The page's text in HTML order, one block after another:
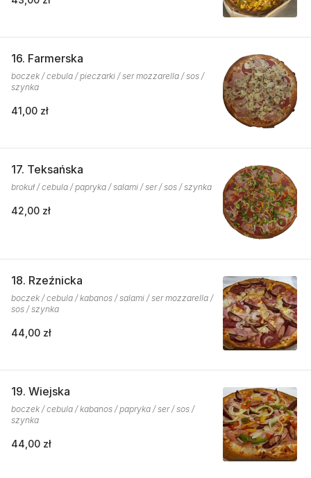
16. Farmerska
boczek / cebula / pieczarki / ser mozzarella / sos /
szynka
41,00 zł
17. Teksańska
brokuł / cebula / papryka / salami / ser / sos / szynka
42,00 zł
18. Rzeźnicka
boczek / cebula / kabanos / salami / ser mozzarella /
sos / szynka
44,00 zł
19. Wiejska
boczek / cebula / kabanos / papryka / ser / sos /
szynka
44,00 zł